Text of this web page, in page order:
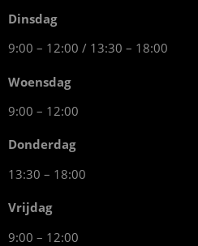
Dinsdag
9:00 – 12:00 / 13:30 – 18:00
Woensdag
9:00 – 12:00
Donderdag
13:30 – 18:00
Vrijdag
9:00 – 12:00